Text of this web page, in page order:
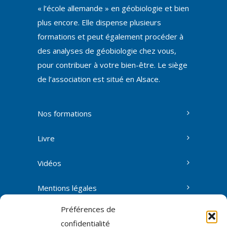
Préférences de
confidentialité
« l’école allemande » en géobiologie et bien
plus encore. Elle dispense plusieurs
formations et peut également procéder à
des analyses de géobiologie chez vous,
pour contribuer à votre bien-être. Le siège
de l’association est situé en Alsace.
Nos formations
Livre
Vidéos
Mentions légales
Contact